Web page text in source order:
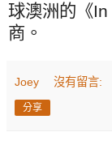
球澳洲的《
商。
Joey 沒有留言:
分享